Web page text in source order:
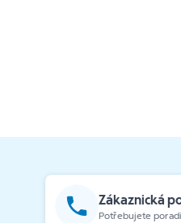
Zákaznická
Potřebujete